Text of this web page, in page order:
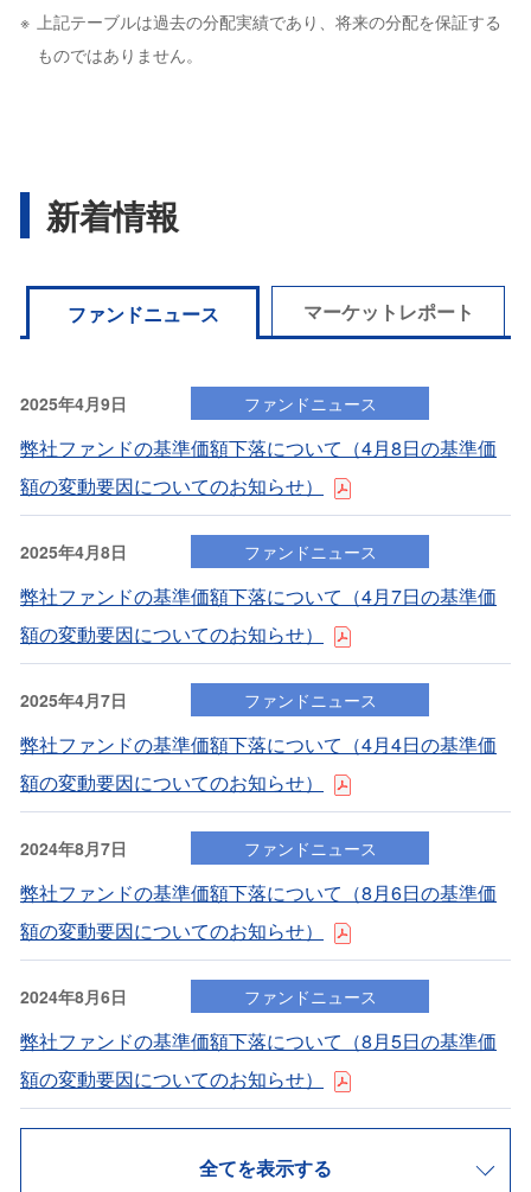
上記テーブルは過去の分配実績であり、将来の分配を保証する
ものではありません。
新着情報
ファンドニュース マーケットレポート
2025年4月9日 ファンドニュース
弊社ファンドの基準価額下落について（4⽉8⽇の基準価
額の変動要因についてのお知らせ）
2025年4月8日 ファンドニュース
弊社ファンドの基準価額下落について（4⽉7⽇の基準価
額の変動要因についてのお知らせ）
2025年4月7日 ファンドニュース
弊社ファンドの基準価額下落について（4⽉4⽇の基準価
額の変動要因についてのお知らせ）
2024年8月7日 ファンドニュース
弊社ファンドの基準価額下落について（8⽉6⽇の基準価
額の変動要因についてのお知らせ）
2024年8月6日 ファンドニュース
弊社ファンドの基準価額下落について（8⽉5⽇の基準価
額の変動要因についてのお知らせ）
全てを表示する